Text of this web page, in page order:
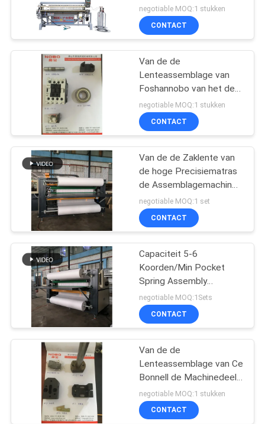
SITEMAP
PRIVACYBELEID
Motor van de de
Oliepomp
negotiable MOQ:1 stukken
CONTACT
Van de de
Lenteassemblage van
Foshannobo van het de
Machinemechanische
gedeelte van de het
Relaisklem van de de
Cu 16
negotiable MOQ:1 stukken
CONTACT
Van de de Zaklente van
de hoge Precisiematras
de Assemblagemachine
met 0.6-0.7mpa-
Luchtdruk
negotiable MOQ:1 set
CONTACT
Capaciteit 5-6
Koorden/Min Pocket
Spring Assembly
Machine-
Matrasmachines 6.5KW
negotiable MOQ:1Sets
CONTACT
Van de de
Lenteassemblage van Ce
Bonnell de Machinedeel
die Axle Wedge Clamp
Wire Feeding-Toestel
glijden
negotiable MOQ:1 stukken
CONTACT